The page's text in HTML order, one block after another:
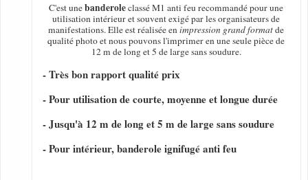
C'est unebanderoleclassé M1 anti feu recommandé pour une
utilisation intérieur et souvent exigé par les organisateurs de
manifestations. Elle est réalisée enimpression grand formatde
qualité photo et nous pouvons l'imprimer en une seule pièce de
12 m de long et 5 de large sans soudure.
- Très bon rapport qualité prix
- Pour utilisation de courte, moyenne et longue durée
- Jusqu'à 12 m de long et 5 m de large sans soudure
- Pour intérieur, banderole ignifugé anti feu